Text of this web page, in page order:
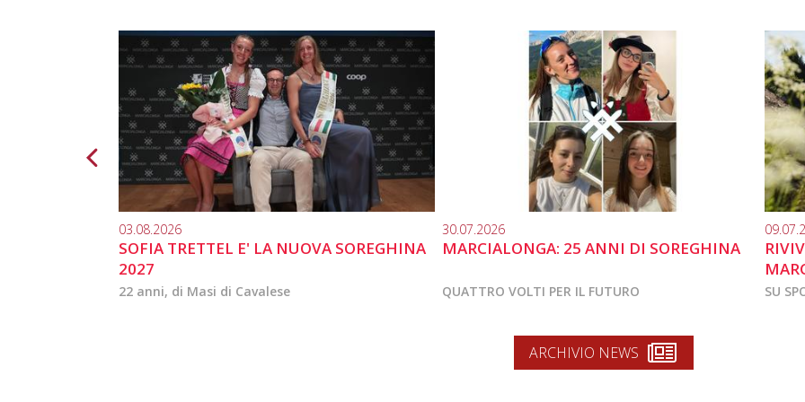
03.08.2026
SOFIA TRETTEL E' LA NUOVA SOREGHINA
2027
22 anni, di Masi di Cavalese
30.07.2026
MARCIALONGA: 25 ANNI DI SOREGHINA
QUATTRO VOLTI PER IL FUTURO SU
ARCHIVIO NEWS